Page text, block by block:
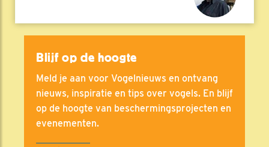
Blijf op de hoogte
Meld je aan voor Vogelnieuws en ontvang
nieuws, inspiratie en tips over vogels. En blijf
op de hoogte van beschermingsprojecten en
evenementen.